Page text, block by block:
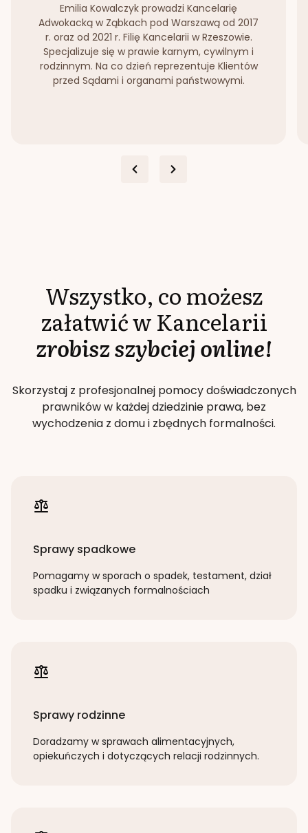
Emilia Kowalczyk prowadzi Kancelarię
Adwokacką w Ząbkach pod Warszawą od 2017
r. oraz od 2021 r. Filię Kancelarii w Rzeszowie.
Specjalizuje się w prawie karnym, cywilnym i
rodzinnym. Na co dzień reprezentuje Klientów
przed Sądami i organami państwowymi.
Wszystko, co możesz
załatwić w Kancelarii
zrobisz szybciej online!
Skorzystaj z profesjonalnej pomocy doświadczonych
prawników w każdej dziedzinie prawa, bez
wychodzenia z domu i zbędnych formalności.
Sprawy spadkowe
Pomagamy w sporach o spadek, testament, dział
spadku i związanych formalnościach
Sprawy rodzinne
Doradzamy w sprawach alimentacyjnych,
opiekuńczych i dotyczących relacji rodzinnych.